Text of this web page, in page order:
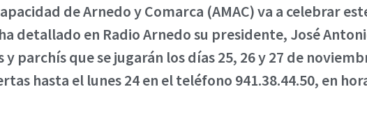
de Arnedo y Comarca (AMAC) va a celebrar
detallado en Radio Arnedo su presidente, José
parchís que se jugarán los días 25, 26 y 27 de
hasta el lunes 24 en el teléfono 941.38.44.50, en